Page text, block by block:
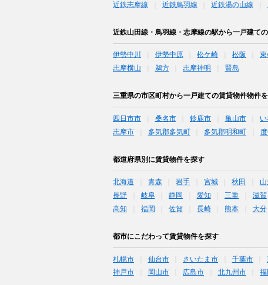
近鉄志摩線
近鉄鳥羽線 近鉄湯の山線
近鉄山田線・鳥羽線・志摩線の駅から一戸建て
伊勢中川 伊勢中原 松ケ崎 松阪 東
志摩横山
鵜方 志摩神明 賢島
三重県の市区町村から一戸建ての賃貸物件物件
四日市市 桑名市 鈴鹿市 亀山市
志摩市
多気郡多気町 多気郡明和町
都道府県別に賃貸物件を探す
北海道 青森 岩手 宮城 秋田
長野
岐阜 静岡 愛知 三重 滋賀
高知
福岡 佐賀 長崎 熊本 大分
都市にこだわって賃貸物件を探す
札幌市 仙台市 さいたま市 千葉市
神戸市
岡山市 広島市 北九州市 福